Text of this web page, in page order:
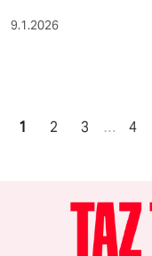
9.1.2026
1 2 3 … 4